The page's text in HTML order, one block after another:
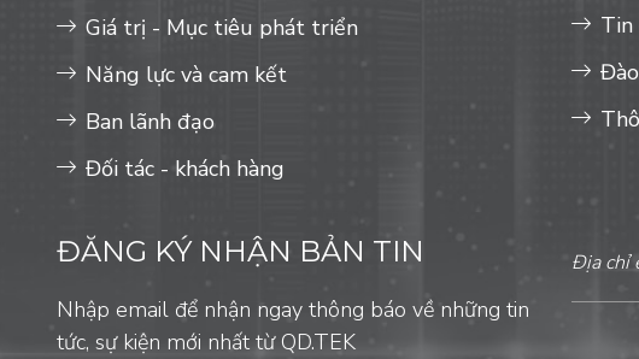
Giá trị - Mục tiêu phát triển
Năng lực và cam kết
Ban lãnh đạo
Đối tác - khách hàng
ĐĂNG KÝ NHẬN BẢN TIN
Nhập email để nhận ngay thông báo về những tin
tức, sự kiện mới nhất từ QD.TEK
Tin